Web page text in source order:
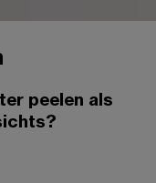
peelen als